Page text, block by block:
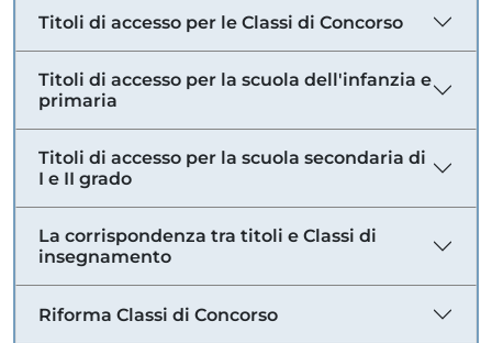
Titoli di accesso per le Classi di Concorso
Titoli di accesso per la scuola dell'infanzia e
primaria
Titoli di accesso per la scuola secondaria di
I e II grado
La corrispondenza tra titoli e Classi di
insegnamento
Riforma Classi di Concorso